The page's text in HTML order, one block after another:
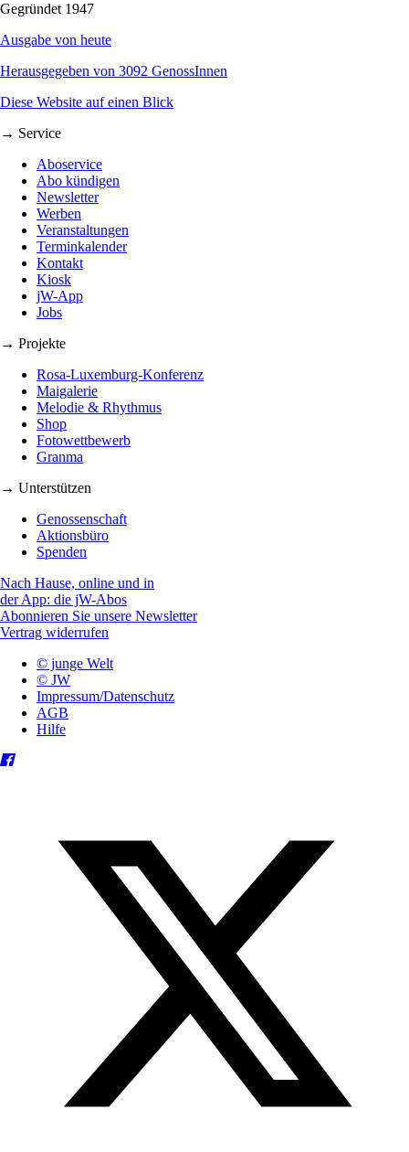
Gegründet 1947
Ausgabe von heute
Herausgegeben von 3092 GenossInnen
Diese Website auf einen Blick
→ Service
Aboservice
Abo kündigen
Newsletter
Werben
Veranstaltungen
Terminkalender
Kontakt
Kiosk
jW-App
Jobs
→ Projekte
Rosa-Luxemburg-Konferenz
Maigalerie
Melodie & Rhythmus
Shop
Fotowettbewerb
Granma
→ Unterstützen
Genossenschaft
Aktionsbüro
Spenden
Nach Hause, online und in
der App: die jW-Abos
Abonnieren Sie unsere Newsletter
Vertrag widerrufen
© junge Welt
© JW
Impressum/Datenschutz
AGB
Hilfe